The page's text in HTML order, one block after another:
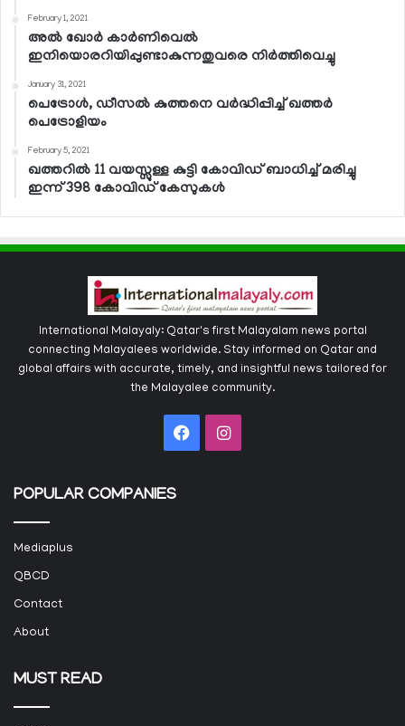
February 1, 2021
അല്‍ ഖോര്‍ കാര്‍ണിവെല്‍
ഇനിയൊരറിയിപ്പുണ്ടാകുന്നതുവരെ നിര്‍ത്തിവെച്ചു
January 31, 2021
പെട്രോള്‍, ഡീസല്‍ കുത്തനെ വര്‍ദ്ധിപ്പിച്ച് ഖത്തര്‍
പെട്രോളിയം
February 5, 2021
ഖത്തറില്‍ 11 വയസ്സുള്ള കുട്ടി കോവിഡ് ബാധിച്ച് മരിച്ചു
ഇന്ന് 398 കോവിഡ് കേസുകള്‍
International Malayaly: Qatar's first Malayalam news portal
connecting Malayalees worldwide. Stay informed on Qatar and
global affairs with accurate, timely, and insightful news tailored for
the Malayalee community.
FacebookInstagram
POPULAR COMPANIES
Mediaplus
QBCD
Contact
About
MUST READ